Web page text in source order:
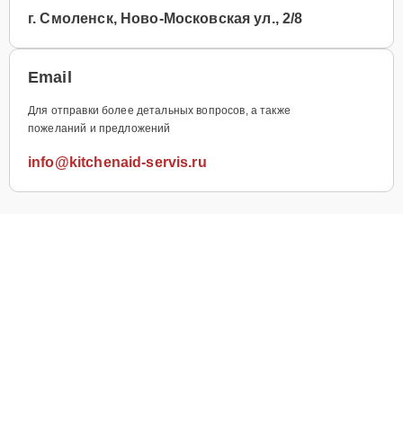
г. Смоленск, Ново-Московская ул., 2/8
Email
Для отправки более детальных вопросов, а также
пожеланий и предложений
info@kitchenaid-servis.ru